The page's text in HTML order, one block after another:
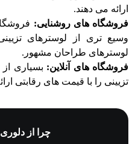
ارائه می دهند.
فروشگاه های روشنایی:
وسیع تری از لوسترهای
لوسترهای طراحان مشهور.
فروشگاه های آنلاین: بسیاری
تزیینی را با قیمت های رقابتی
چرا از